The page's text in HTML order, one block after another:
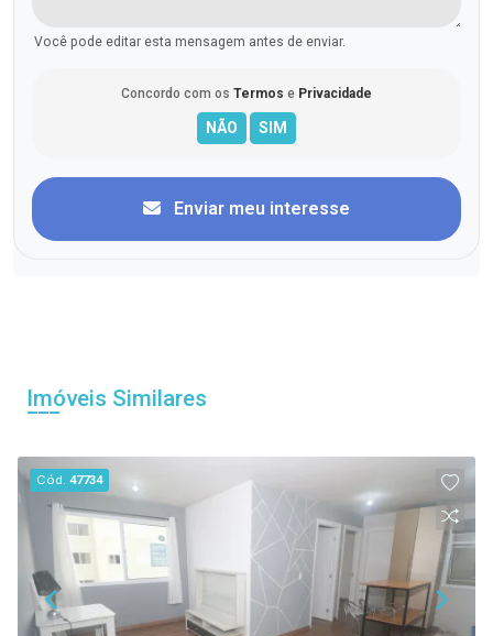
Você pode editar esta mensagem antes de enviar.
Concordo com os Termos e Privacidade
Enviar meu interesse
Imóveis Similares
Cód.47734